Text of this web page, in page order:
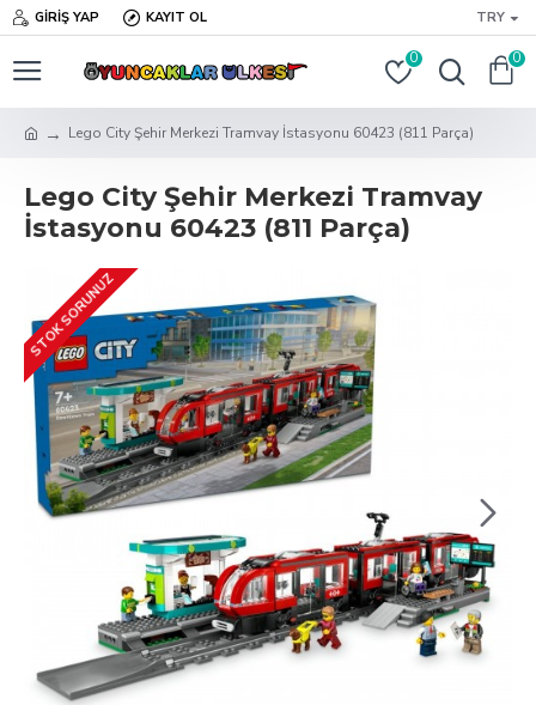
GIRIŞ YAP KAYIT OL TRY
0 0
Lego City Şehir Merkezi Tramvay İstasyonu 60423 (811 Parça)
Lego City Şehir Merkezi Tramvay
İstasyonu 60423 (811 Parça)
STOK SORUNUZ